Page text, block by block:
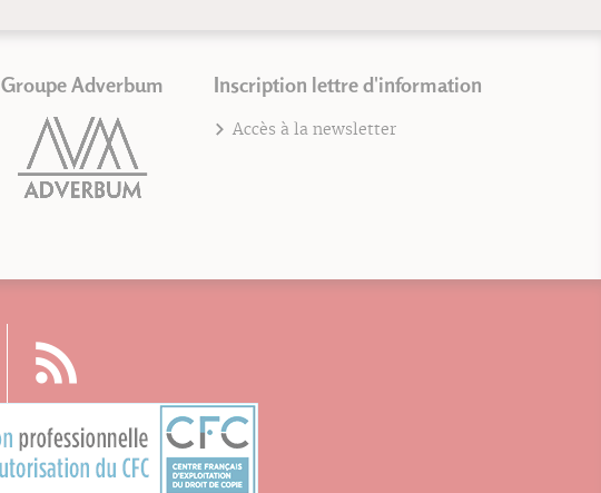
Groupe Adverbum Inscription lettre d'information
Accès à la newsletter